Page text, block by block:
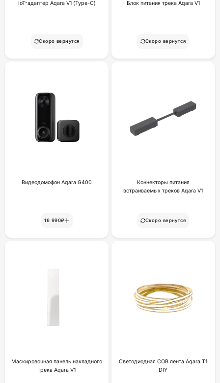
IoT-адаптер Aqara V1 (Type-C)
Скоро вернутся
Блок питания трека Aqara V1
Скоро вернутся
Видеодомофон Aqara G400
16 990₽
Коннекторы питания
встраиваемых треков Aqara V1
Скоро вернутся
Маскировочная панель накладного
трека Aqara V1
Светодиодная COB лента Aqara T1
DIY